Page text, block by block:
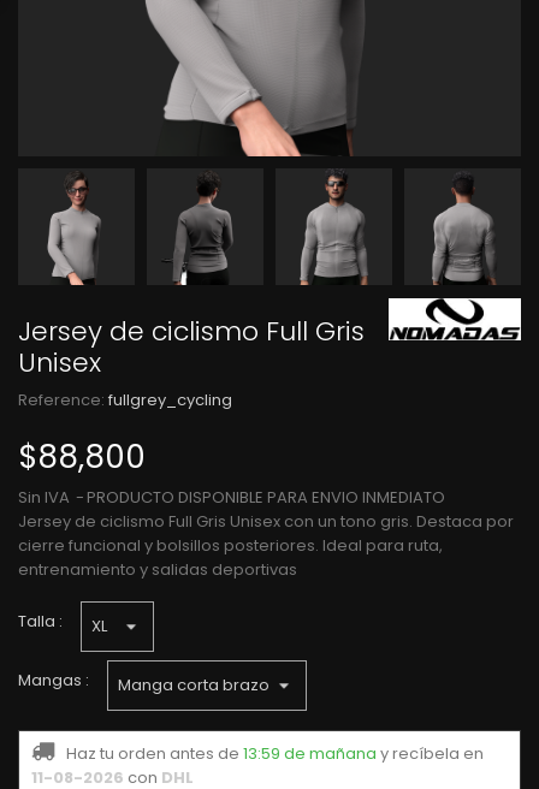
Jersey de ciclismo Full Gris
Unisex
Reference: fullgrey_cycling
$88,800
Sin IVA
PRODUCTO DISPONIBLE PARA ENVIO INMEDIATO
Jersey de ciclismo Full Gris Unisex con un tono gris. Destaca por
cierre funcional y bolsillos posteriores. Ideal para ruta,
entrenamiento y salidas deportivas
Talla :
Mangas :
Haz tu orden antes de 13:59 de mañana y recíbela en
11-08-2026 con DHL